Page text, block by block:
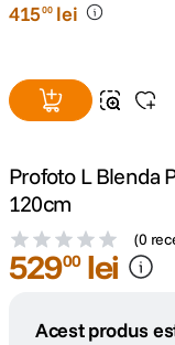
41500 lei
Profoto L Blenda
120cm
(0
52900 lei
Acest produs